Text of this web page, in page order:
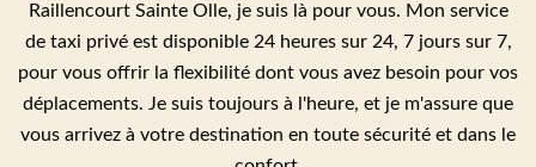
Raillencourt Sainte Olle, je suis là pour vous. Mon service
de taxi privé est disponible 24 heures sur 24, 7 jours sur 7,
pour vous offrir la flexibilité dont vous avez besoin pour vos
déplacements. Je suis toujours à l'heure, et je m'assure que
vous arrivez à votre destination en toute sécurité et dans le